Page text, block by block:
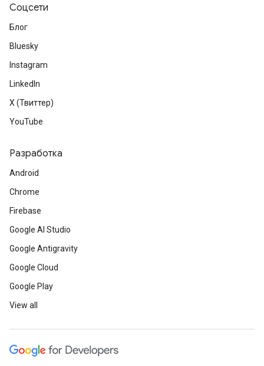
Соцсети
Блог
Bluesky
Instagram
LinkedIn
X (Твиттер)
YouTube
Разработка
Android
Chrome
Firebase
Google AI Studio
Google Antigravity
Google Cloud
Google Play
View all